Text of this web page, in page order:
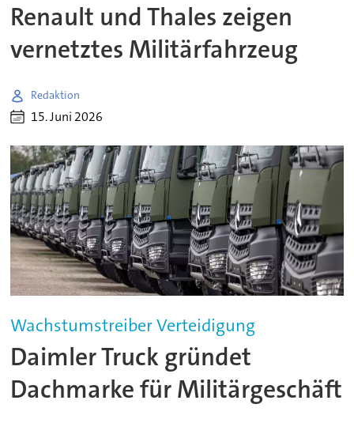
Renault und Thales zeigen
vernetztes Militärfahrzeug
Redaktion
15. Juni 2026
Wachstumstreiber Verteidigung
Daimler Truck gründet
Dachmarke für Militärgeschäft